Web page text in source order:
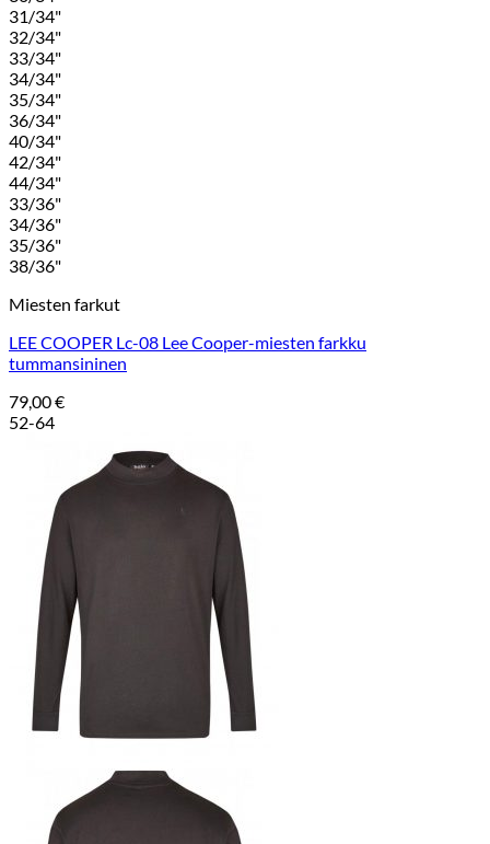
31/34"
32/34"
33/34"
34/34"
35/34"
36/34"
40/34"
42/34"
44/34"
33/36"
34/36"
35/36"
38/36"
Miesten farkut
LEE COOPER Lc-08 Lee Cooper-miesten farkku
tummansininen
79,00€
52-64